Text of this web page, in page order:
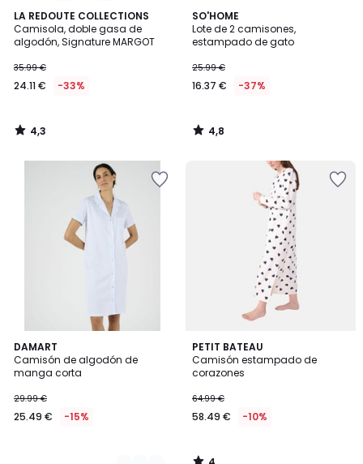
LA REDOUTE COLLECTIONS
Camisola, doble gasa de
algodón, Signature MARGOT
35.99 €
24.11 € -33%
4,3
/ 5
4,3
/
SO'HOME
Lote de 2 camisones,
estampado de gato
25.99 €
16.37 € -37%
4,8
/ 5
4,8
/
DAMART
Camisón de algodón de
manga corta
29.99 €
25.49 € -15%
2
Colores
PETIT BATEAU
Camisón estampado de
corazones
64.99 €
58.49 € -10%
4
/
5